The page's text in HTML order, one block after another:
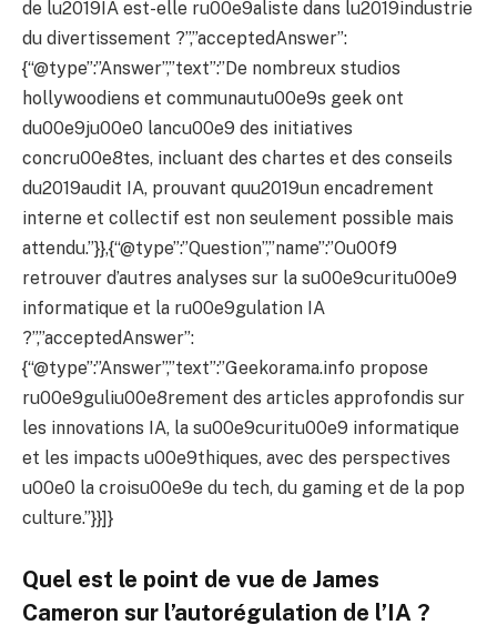
de lu2019IA est-elle ru00e9aliste dans lu2019industrie
du divertissement ?”,”acceptedAnswer”:
{“@type”:”Answer”,”text”:”De nombreux studios
hollywoodiens et communautu00e9s geek ont
du00e9ju00e0 lancu00e9 des initiatives
concru00e8tes, incluant des chartes et des conseils
du2019audit IA, prouvant quu2019un encadrement
interne et collectif est non seulement possible mais
attendu.”}},{“@type”:”Question”,”name”:”Ou00f9
retrouver d’autres analyses sur la su00e9curitu00e9
informatique et la ru00e9gulation IA
?”,”acceptedAnswer”:
{“@type”:”Answer”,”text”:”Geekorama.info propose
ru00e9guliu00e8rement des articles approfondis sur
les innovations IA, la su00e9curitu00e9 informatique
et les impacts u00e9thiques, avec des perspectives
u00e0 la croisu00e9e du tech, du gaming et de la pop
culture.”}}]}
Quel est le point de vue de James
Cameron sur l’autorégulation de l’IA ?